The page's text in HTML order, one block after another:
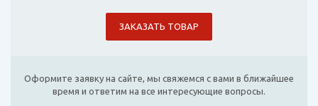
ЗАКАЗАТЬ ТОВАР
Оформите заявку на сайте, мы свяжемся с вами в ближайшее
время и ответим на все интересующие вопросы.